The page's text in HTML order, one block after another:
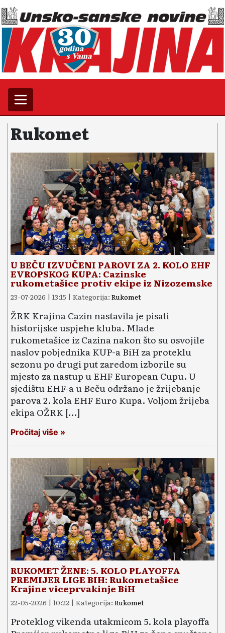
Rukomet
U BEČU IZVUČENI PAROVI ZA 2. KOLO EHF
EVROPSKOG KUPA: Cazinske
rukometašice protiv ekipe iz Nizozemske
23-07-2026 | 13:15 | Kategorija: Rukomet
ŽRK Krajina Cazin nastavila je pisati
historijske uspjehe kluba. Mlade
rukometašice iz Cazina nakon što su osvojile
naslov pobjednika KUP-a BiH za proteklu
sezonu po drugi put zaredom izborile su
mjesto za nastup u EHF European Cupu. U
sjedištu EHF-a u Beču održano je žrijebanje
parova 2. kola EHF Euro Kupa. Voljom žrijeba
ekipa OŽRK […]
Pročitaj više »
RUKOMET ŽENE: 5. KOLO PLAYOFFA
PREMIJER LIGE BIH: Rukometašice
Krajine viceprvakinje BiH
22-05-2026 | 10:22 | Kategorija: Rukomet
Proteklog vikenda utakmicom 5. kola playoffa